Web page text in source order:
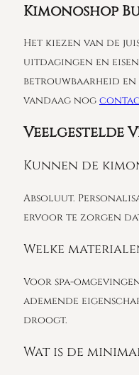
Kimonoshop
Het kiezen van de
uitdagingen en
betrouwbaarheid
vandaag nog
Veelgestelde
Kunnen de
Absoluut.
ervoor te zorgen
Welke
Voor spa-
ademende
droogt.
Wat is de